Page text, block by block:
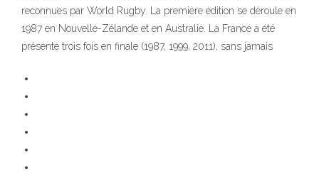
reconnues par World Rugby. La première édition se déroule en
1987 en Nouvelle-Zélande et en Australie. La France a été
présente trois fois en finale (1987, 1999, 2011), sans jamais